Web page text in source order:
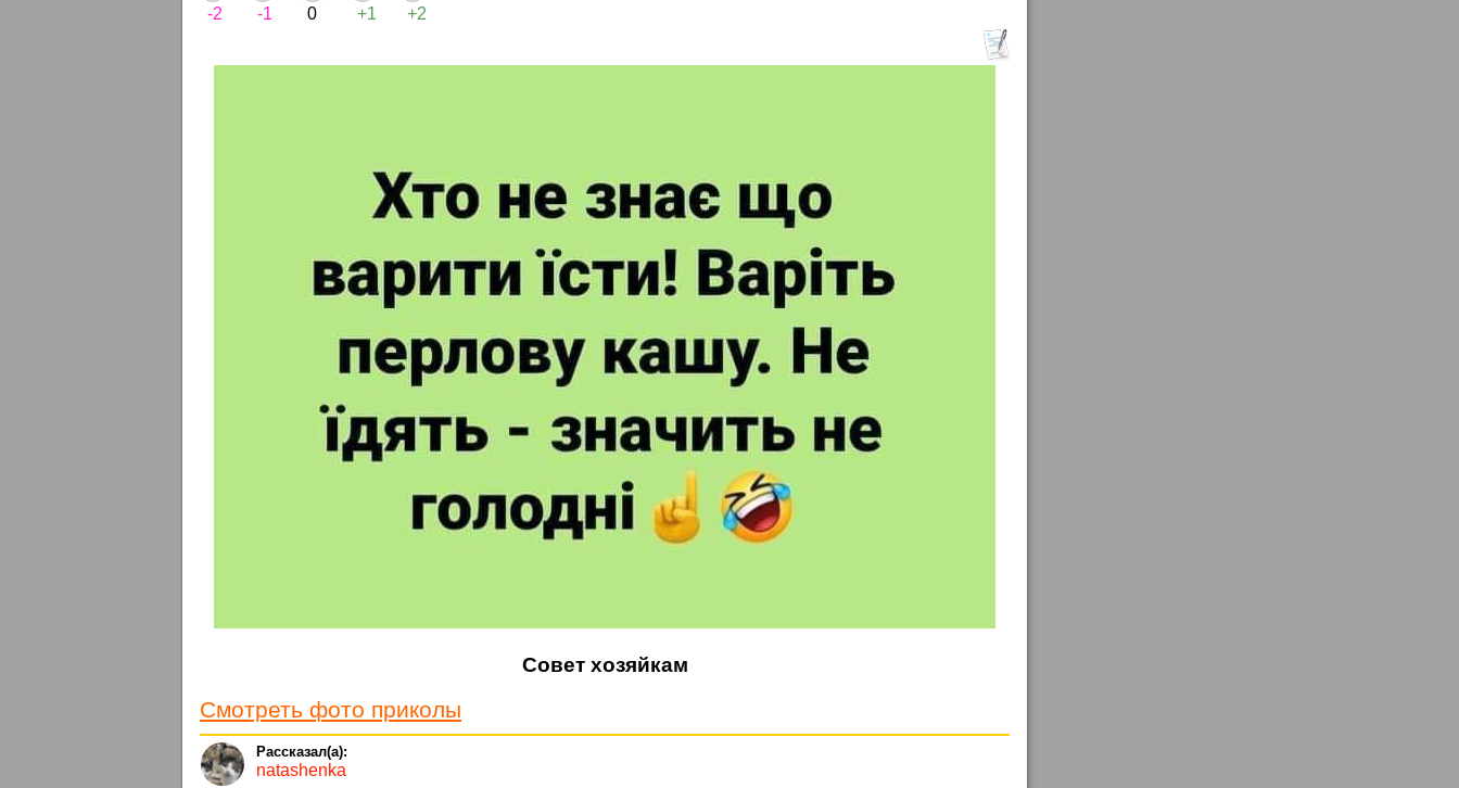
-2 -1 0 +1 +2
Совет хозяйкам
Смотреть фото приколы
natashenka